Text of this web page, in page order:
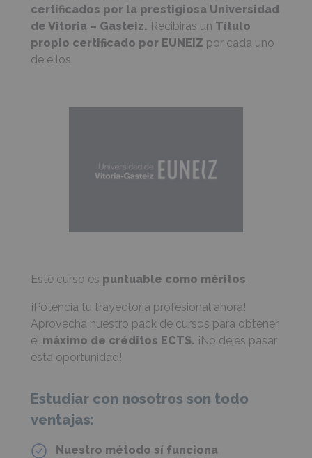
certificados por la prestigiosa Universidad
de Vitoria – Gasteiz. Recibirás un Título
propio certificado por EUNEIZ por cada uno
de ellos.
Este curso es puntuable como méritos.
¡Potencia tu trayectoria profesional ahora!
Aprovecha nuestro pack de cursos para obtener
el máximo de créditos ECTS. ¡No dejes pasar
esta oportunidad!
Estudiar con nosotros son todo
ventajas:
Nuestro método sí funciona